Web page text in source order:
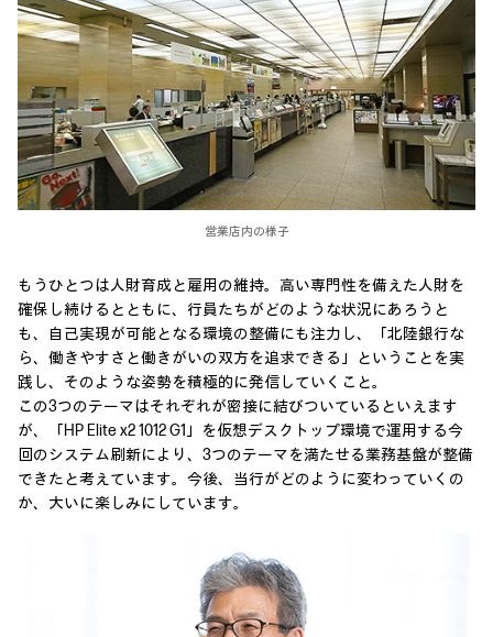
営業店内の様子
もうひとつは人財育成と雇用の維持。高い専門性を備えた人財を
確保し続けるとともに、行員たちがどのような状況にあろうと
も、自己実現が可能となる環境の整備にも注力し、「北陸銀行な
ら、働きやすさと働きがいの双方を追求できる」ということを実
践し、そのような姿勢を積極的に発信していくこと。
この3つのテーマはそれぞれが密接に結びついているといえます
が、「HP Elite x2 1012 G1」を仮想デスクトップ環境で運用する今
回のシステム刷新により、3つのテーマを満たせる業務基盤が整備
できたと考えています。今後、当行がどのように変わっていくの
か、大いに楽しみにしています。